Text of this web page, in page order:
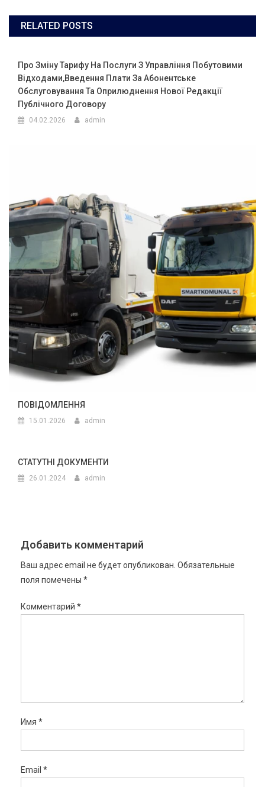
по
записям
RELATED POSTS
Про Зміну Тарифу На Послуги З Управління Побутовими
Відходами,введення Плати За Абонентське
Обслуговування Та Оприлюднення Нової Редакції
Публічного Договору
04.02.2026 admin
ПОВІДОМЛЕННЯ
15.01.2026 admin
СТАТУТНІ ДОКУМЕНТИ
26.01.2024 admin
Добавить комментарий
Ваш адрес email не будет опубликован. Обязательные
поля помечены *
Комментарий *
Имя *
Email *